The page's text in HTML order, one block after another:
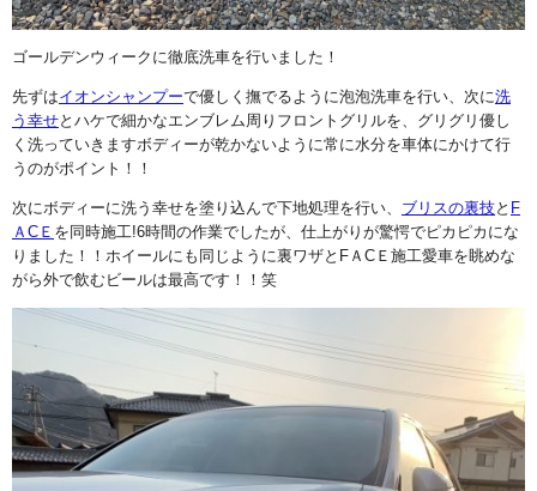
ゴールデンウィークに徹底洗車を行いました！
先ずはイオンシャンプーで優しく撫でるように泡泡洗車を行い、次に洗
う幸せとハケで細かなエンブレム周りフロントグリルを、グリグリ優し
く洗っていきますボディーが乾かないように常に水分を車体にかけて行
うのがポイント！！
次にボディーに洗う幸せを塗り込んで下地処理を行い、 ブリスの裏技と F
ＡCＥ を同時施工!6時間の作業でしたが、仕上がりが驚愕でピカピカにな
りました！！ホイールにも同じように裏ワザとFＡCＥ施工愛車を眺めな
がら外で飲むビールは最高です！！笑